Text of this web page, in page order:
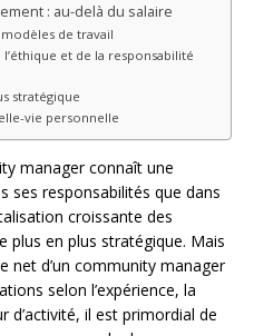
: au-delà du salaire
de travail
et de la responsabilité
stratégique
vie personnelle
manager connaît une
ses responsabilités que dans
croissante des
plus en plus stratégique. Mais
net d’un community manager
selon l’expérience, la
d’activité, il est primordial de